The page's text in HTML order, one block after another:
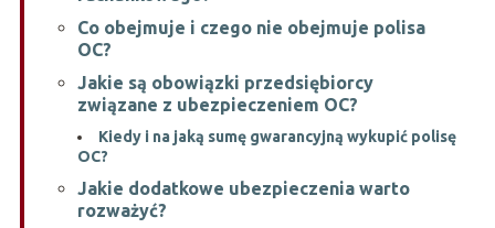
Co obejmuje i czego nie obejmuje polisa
OC?
Jakie są obowiązki przedsiębiorcy
związane z ubezpieczeniem OC?
Kiedy i na jaką sumę gwarancyjną wykupić polisę
OC?
Jakie dodatkowe ubezpieczenia warto
rozważyć?